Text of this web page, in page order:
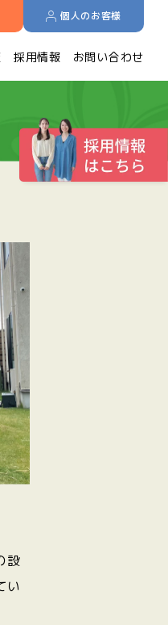
個人のお客様
採用情報 お問い合わせ
設
い